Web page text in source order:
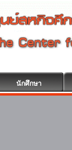
นักศึกษา